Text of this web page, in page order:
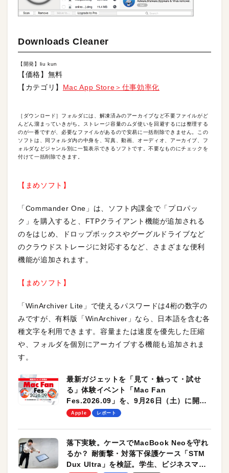
Downloads Cleaner
【開発】liu kun
【価格】無料
【カテゴリ】 Mac App Store＞仕事効率化
［ダウンロード］フォルダには、解凍済みのアーカイブなど不要ファイルがど
んどん溜まっていきがち。ストレージ容量のムダ使いを回避するには整理する
のが一番ですが、必要なファイルがあるので安易に一括削除できません。この
ソフトは、同フォルダ内の中身を、写真、動画、オーディオ、アーカイブ、フ
ォルダなどジャンル別に一覧表示できるソフトです。不要なものにチェックを
付けて一括削除できます。
【まめソフト】
「Commander One」は、ソフト内課金で「プロパッ
ク」を購入すると、FTPクライアント機能が追加される
のをはじめ、ドロップボックスやグーグルドライブなど
のクラウドストレージに対応するなど、さまざまな便利
機能が追加されます。
【まめソフト】
「WinArchiver Lite」で使えるパスワードは4桁の数字の
みですが、有料版「WinArchiver」なら、日本語を含む各
種文字を利用できます。容量または速度を優先した圧縮
や、フォルダを個別にアーカイブする機能も追加されま
す。
最新ガジェットを「見て・触って・試せ
る」体験イベント「Mac Fan
Fes.2026.09」を、9月26日（土）に開催
します！
Apple レポート
落下実験。ケースでMacBook Neoを守れ
るか？ 耐衝撃・対落下保護ケース「STM
Dux Ultra」を検証。学生、ビジネスマン